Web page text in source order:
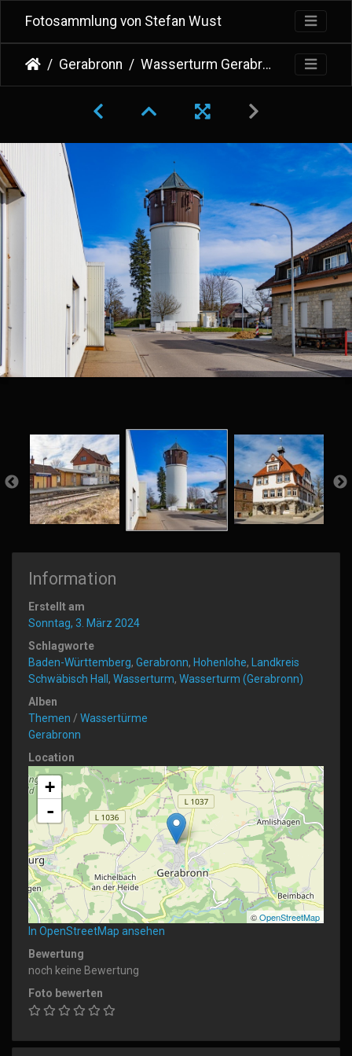
Fotosammlung von Stefan Wust
Gerabronn Wasserturm Gerabronn
Information
Erstellt am
Sonntag, 3. März 2024
Schlagworte
Baden-Württemberg, Gerabronn, Hohenlohe,
Landkreis
Schwäbisch Hall , Wasserturm, Wasserturm (Gerabronn)
Alben
Themen / Wassertürme
Gerabronn
Location
+
-
©OpenStreetMap
In OpenStreetMap ansehen
Bewertung
noch keine Bewertung
Foto bewerten